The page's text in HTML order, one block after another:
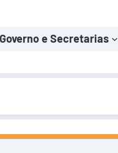
Governo e Secretarias